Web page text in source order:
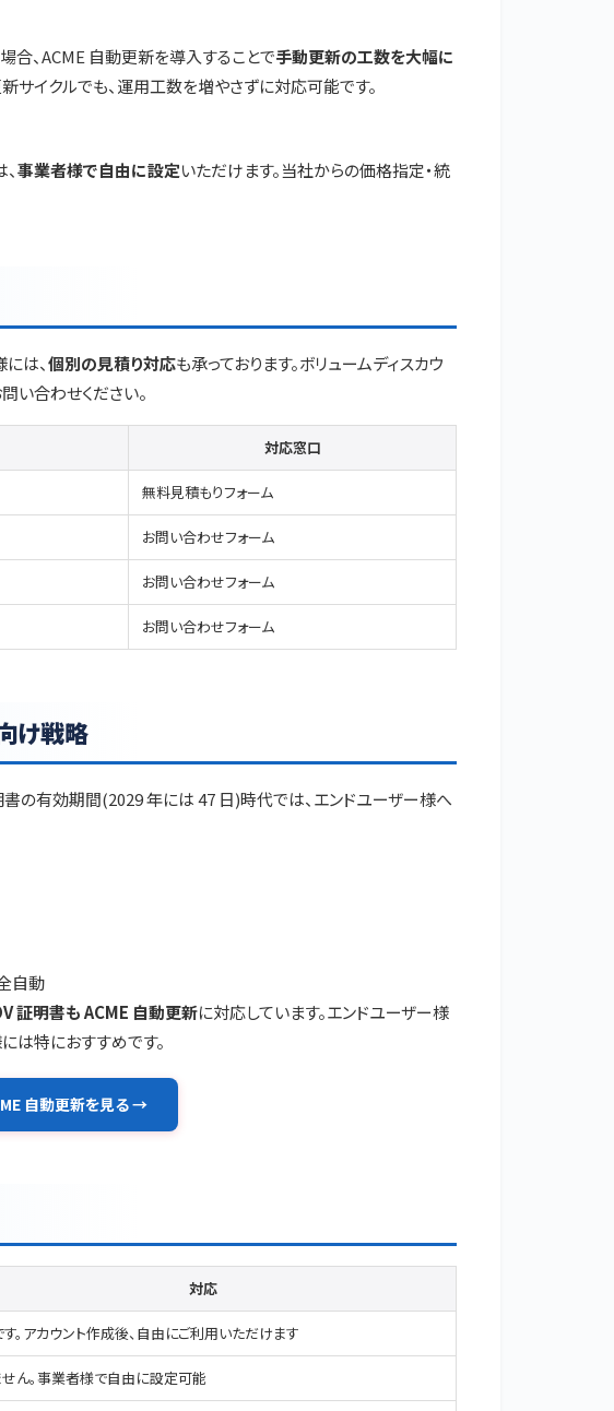
、ACME 自動更新を導入することで手動更新の工数を大幅に
サイクルでも、運用工数を増やさずに対応可能です。
事業者様で自由に設定いただけます。当社からの価格指定・統
は、個別の見積り対応も承っております。ボリュームディスカウ
い合わせください。
対応窓口
無料見積もりフォーム
お問い合わせフォーム
お問い合わせフォーム
お問い合わせフォーム
け戦略
の有効期間(2029 年には 47 日)時代では、エンドユーザー様へ
自動
証明書も ACME 自動更新に対応しています。エンドユーザー様
は特におすすめです。
自動更新を見る →
対応
。アカウント作成後、自由にご利用いただけます
せん。事業者様で自由に設定可能